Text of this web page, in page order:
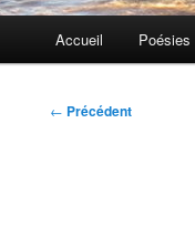
Accueil Poésies
Navigation
← Précédent